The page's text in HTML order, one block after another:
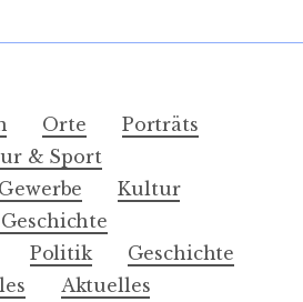
Orte
Porträts
& Sport
Kultur
Politik
Geschichte
Aktuelles